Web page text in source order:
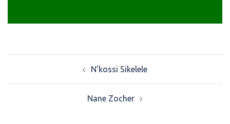
Beitrags-
N’kossi Sikelele
Nane Zocher